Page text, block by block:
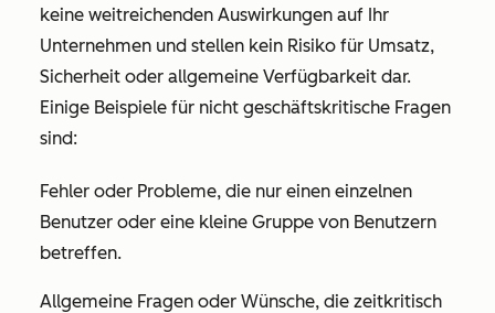
keine weitreichenden Auswirkungen auf Ihr
Unternehmen und stellen kein Risiko für Umsatz,
Sicherheit oder allgemeine Verfügbarkeit dar.
Einige Beispiele für nicht geschäftskritische Fragen
sind:
Fehler oder Probleme, die nur einen einzelnen
Benutzer oder eine kleine Gruppe von Benutzern
betreffen.
Allgemeine Fragen oder Wünsche, die zeitkritisch